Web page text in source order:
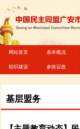
网站首页 基本概况
组织建设 参政议政
基层盟务